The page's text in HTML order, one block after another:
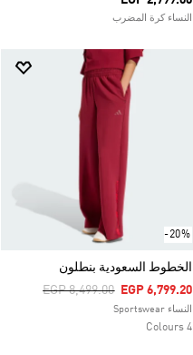
النساء كرة المضرب
-20%
الخطوط السعودية بنطلون
Price Reduced From
EGP 8,499.00ToEGP 6,799.20
النساء Sportswear
4 Colours